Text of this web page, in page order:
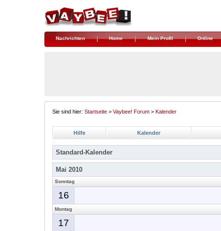
Nachrichten Home Mein Profil Online
Sie sind hier: Startseite > Vaybee! Forum > Kalender
Hilfe Kalender
Standard-Kalender
Mai 2010
Sonntag
16
Montag
17